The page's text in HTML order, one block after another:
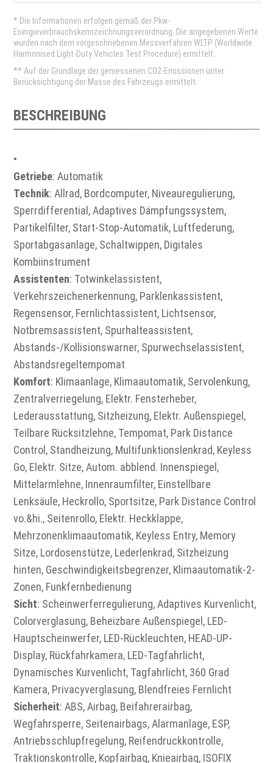
* Die Informationen erfolgen gemäß der Pkw-
Energieverbrauchskennzeichnungsverordnung. Die angegebenen Werte
wurden nach dem vorgeschriebenen Messverfahren WLTP (Worldwide
Harmonised Light-Duty Vehicles Test Procedure) ermittelt.
** Auf der Grundlage der gemessenen CO2-Emissionen unter
Berücksichtigung der Masse des Fahrzeugs ermittelt.
BESCHREIBUNG
•
Getriebe: Automatik
Technik: Allrad, Bordcomputer, Niveauregulierung,
Sperrdifferential, Adaptives Dämpfungssystem,
Partikelfilter, Start-Stop-Automatik, Luftfederung,
Sportabgasanlage, Schaltwippen, Digitales
Kombiinstrument
Assistenten: Totwinkelassistent,
Verkehrszeichenerkennung, Parklenkassistent,
Regensensor, Fernlichtassistent, Lichtsensor,
Notbremsassistent, Spurhalteassistent,
Abstands-/Kollisionswarner, Spurwechselassistent,
Abstandsregeltempomat
Komfort: Klimaanlage, Klimaautomatik, Servolenkung,
Zentralverriegelung, Elektr. Fensterheber,
Lederausstattung, Sitzheizung, Elektr. Außenspiegel,
Teilbare Rücksitzlehne, Tempomat, Park Distance
Control, Standheizung, Multifunktionslenkrad, Keyless
Go, Elektr. Sitze, Autom. abblend. Innenspiegel,
Mittelarmlehne, Innenraumfilter, Einstellbare
Lenksäule, Heckrollo, Sportsitze, Park Distance Control
vo.&hi., Seitenrollo, Elektr. Heckklappe,
Mehrzonenklimaautomatik, Keyless Entry, Memory
Sitze, Lordosenstütze, Lederlenkrad, Sitzheizung
hinten, Geschwindigkeitsbegrenzer, Klimaautomatik-2-
Zonen, Funkfernbedienung
Sicht: Scheinwerferregulierung, Adaptives Kurvenlicht,
Colorverglasung, Beheizbare Außenspiegel, LED-
Hauptscheinwerfer, LED-Rückleuchten, HEAD-UP-
Display, Rückfahrkamera, LED-Tagfahrlicht,
Dynamisches Kurvenlicht, Tagfahrlicht, 360 Grad
Kamera, Privacyverglasung, Blendfreies Fernlicht
Sicherheit: ABS, Airbag, Beifahrerairbag,
Wegfahrsperre, Seitenairbags, Alarmanlage, ESP,
Antriebsschlupfregelung, Reifendruckkontrolle,
Traktionskontrolle, Kopfairbag, Knieairbag, ISOFIX